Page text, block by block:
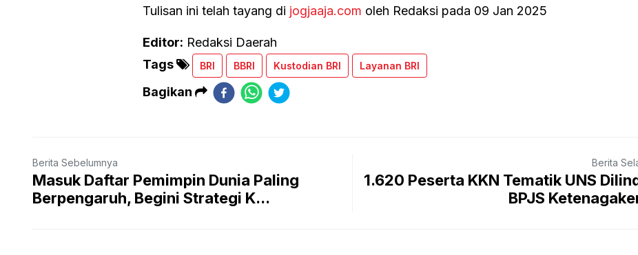
Tulisan ini telah tayang di jogjaaja.com oleh Redaksi pada 09 Jan 2025
Editor: Redaksi Daerah
Tags
BRI BBRI Kustodian BRI Layanan BRI
Bagikan
Berita Sebelumnya
Masuk Daftar Pemimpin Dunia Paling
Berpengaruh, Begini Strategi K...
Berita
1.620 Peserta KKN Tematik UNS
BPJS